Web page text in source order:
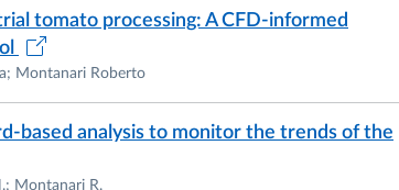
tomato processing: A CFD-informed
Montanari Roberto
based analysis to monitor the trends of the
Montanari R.